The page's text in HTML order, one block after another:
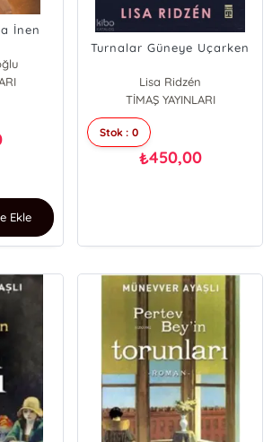
İnen
Ekle
Turnalar Güneye Uçarken
Lisa Ridzén
TİMAŞ YAYINLARI
Stok : 0
₺450,00